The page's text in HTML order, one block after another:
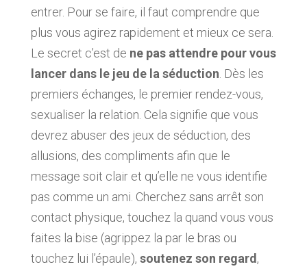
entrer. Pour se faire, il faut comprendre que
plus vous agirez rapidement et mieux ce sera.
Le secret c’est de ne pas attendre pour vous
lancer dans le jeu de la séduction. Dès les
premiers échanges, le premier rendez-vous,
sexualiser la relation. Cela signifie que vous
devrez abuser des jeux de séduction, des
allusions, des compliments afin que le
message soit clair et qu’elle ne vous identifie
pas comme un ami. Cherchez sans arrêt son
contact physique, touchez la quand vous vous
faites la bise (agrippez la par le bras ou
touchez lui l’épaule), soutenez son regard,